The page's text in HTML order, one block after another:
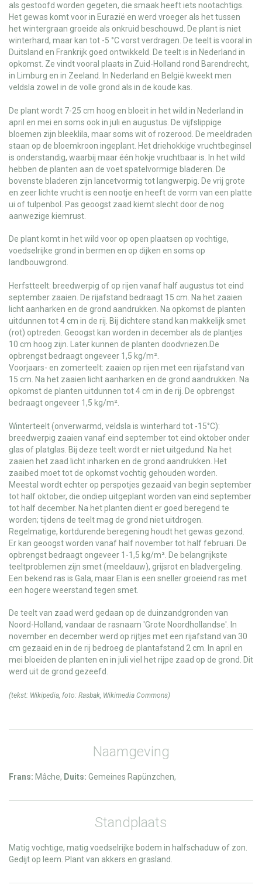
als gestoofd worden gegeten, die smaak heeft iets nootachtigs.
Het gewas komt voor in Eurazië en werd vroeger als het tussen
het wintergraan groeide als onkruid beschouwd. De plant is niet
winterhard, maar kan tot -5 °C vorst verdragen. De teelt is vooral in
Duitsland en Frankrijk goed ontwikkeld. De teelt is in Nederland in
opkomst. Ze vindt vooral plaats in Zuid-Holland rond Barendrecht,
in Limburg en in Zeeland. In Nederland en België kweekt men
veldsla zowel in de volle grond als in de koude kas.
De plant wordt 7-25 cm hoog en bloeit in het wild in Nederland in
april en mei en soms ook in juli en augustus. De vijfslippige
bloemen zijn bleeklila, maar soms wit of rozerood. De meeldraden
staan op de bloemkroon ingeplant. Het driehokkige vruchtbeginsel
is onderstandig, waarbij maar één hokje vruchtbaar is. In het wild
hebben de planten aan de voet spatelvormige bladeren. De
bovenste bladeren zijn lancetvormig tot langwerpig. De vrij grote
en zeer lichte vrucht is een nootje en heeft de vorm van een platte
ui of tulpenbol. Pas geoogst zaad kiemt slecht door de nog
aanwezige kiemrust.
De plant komt in het wild voor op open plaatsen op vochtige,
voedselrijke grond in bermen en op dijken en soms op
landbouwgrond.
Herfstteelt: breedwerpig of op rijen vanaf half augustus tot eind
september zaaien. De rijafstand bedraagt 15 cm. Na het zaaien
licht aanharken en de grond aandrukken. Na opkomst de planten
uitdunnen tot 4 cm in de rij. Bij dichtere stand kan makkelijk smet
(rot) optreden. Geoogst kan worden in december als de plantjes
10 cm hoog zijn. Later kunnen de planten doodvriezen.De
opbrengst bedraagt ongeveer 1,5 kg/m².
Voorjaars- en zomerteelt: zaaien op rijen met een rijafstand van
15 cm. Na het zaaien licht aanharken en de grond aandrukken. Na
opkomst de planten uitdunnen tot 4 cm in de rij. De opbrengst
bedraagt ongeveer 1,5 kg/m².
Winterteelt (onverwarmd, veldsla is winterhard tot -15°C):
breedwerpig zaaien vanaf eind september tot eind oktober onder
glas of platglas. Bij deze teelt wordt er niet uitgedund. Na het
zaaien het zaad licht inharken en de grond aandrukken. Het
zaaibed moet tot de opkomst vochtig gehouden worden.
Meestal wordt echter op perspotjes gezaaid van begin september
tot half oktober, die ondiep uitgeplant worden van eind september
tot half december. Na het planten dient er goed beregend te
worden; tijdens de teelt mag de grond niet uitdrogen.
Regelmatige, kortdurende beregening houdt het gewas gezond.
Er kan geoogst worden vanaf half november tot half februari. De
opbrengst bedraagt ongeveer 1-1,5 kg/m². De belangrijkste
teeltproblemen zijn smet (meeldauw), grijsrot en bladvergeling.
Een bekend ras is Gala, maar Elan is een sneller groeiend ras met
een hogere weerstand tegen smet.
De teelt van zaad werd gedaan op de duinzandgronden van
Noord-Holland, vandaar de rasnaam 'Grote Noordhollandse'. In
november en december werd op rijtjes met een rijafstand van 30
cm gezaaid en in de rij bedroeg de plantafstand 2 cm. In april en
mei bloeiden de planten en in juli viel het rijpe zaad op de grond. Dit
werd uit de grond gezeefd.
(tekst: Wikipedia , foto: Rasbak Wikimedia Commons)
Naamgeving
Frans: Mâche, Duits: Gemeines Rapünzchen,
Standplaats
Matig vochtige, matig voedselrijke bodem in halfschaduw of zon.
Gedijt op leem. Plant van akkers en grasland.